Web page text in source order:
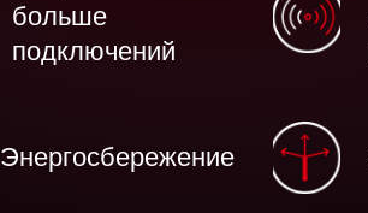
больше
подключений
Энергосбережение